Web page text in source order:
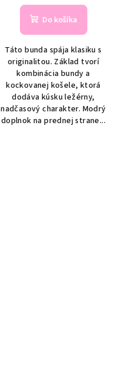
Do košíka
Táto bunda spája klasiku s
originalitou. Základ tvorí
kombinácia bundy a
kockovanej košele, ktorá
dodáva kúsku ležérny,
nadčasový charakter. Modrý
doplnok na prednej strane...